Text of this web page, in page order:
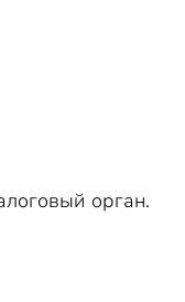
орган.